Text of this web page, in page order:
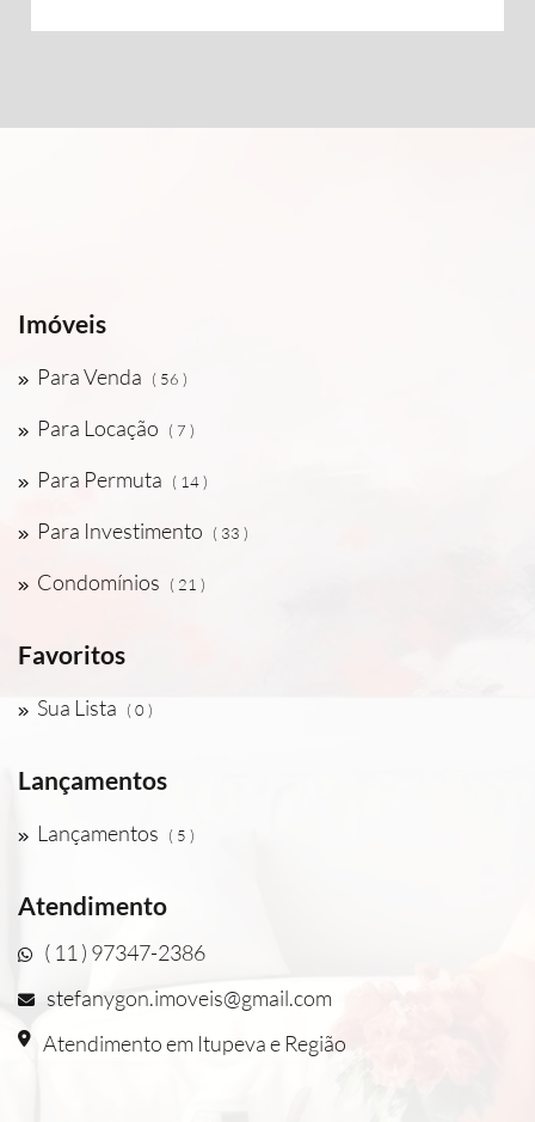
Imóveis
Para Venda ( 56 )
Para Locação ( 7 )
Para Permuta ( 14 )
Para Investimento ( 33 )
Condomínios ( 21 )
Favoritos
Sua Lista ( 0 )
Lançamentos
Lançamentos ( 5 )
Atendimento
( 11 ) 97347-2386
stefanygon.imoveis@gmail.com
Atendimento em Itupeva e Região